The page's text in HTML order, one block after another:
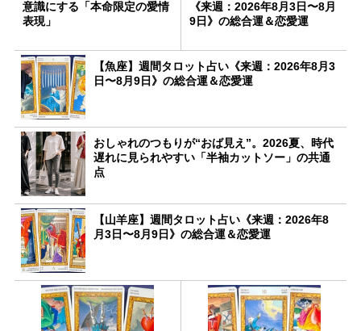
意識にする「本命限定の愛情
表現」
《来週：2026年8月3日〜8月
9日》の総合運＆恋愛運
【魚座】週間タロット占い《来週：2026年8月3
日〜8月9日》の総合運＆恋愛運
おしゃれのつもりが“おば見え”。2026夏、時代
遅れに見られやすい「半袖カットソー」の共通
点
【山羊座】週間タロット占い《来週：2026年8
月3日〜8月9日》の総合運＆恋愛運